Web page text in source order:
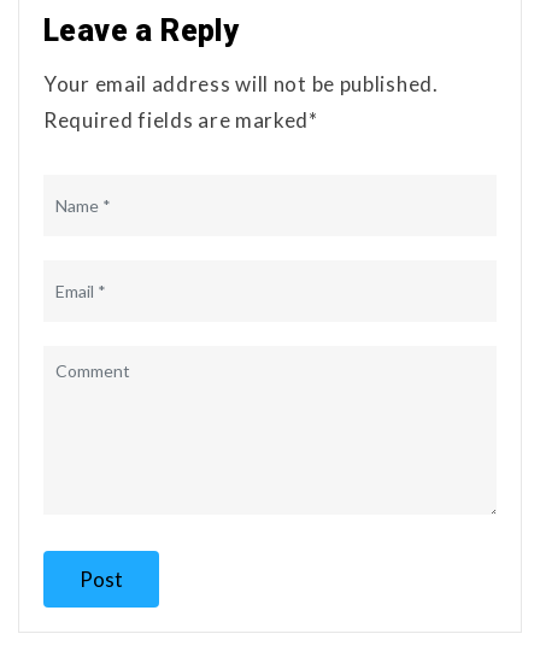
Leave a Reply
Your email address will not be published.
Required fields are marked*